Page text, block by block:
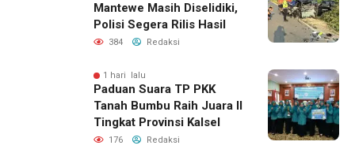
Mantewe Masih Diselidiki,
Polisi Segera Rilis Hasil
384 Redaksi
1 hari lalu
Paduan Suara TP PKK
Tanah Bumbu Raih Juara II
Tingkat Provinsi Kalsel
176 Redaksi